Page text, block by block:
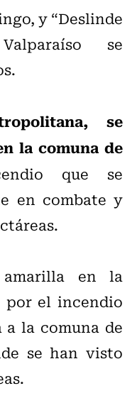
y “Deslinde
se
se
la comuna de
que se
en combate y
amarilla en la
el incendio
a la comuna de
se han visto